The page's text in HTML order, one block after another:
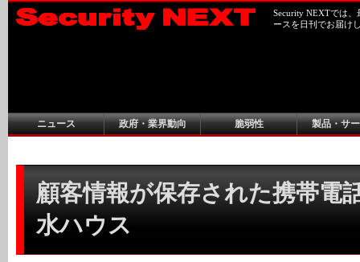
Security NEXTでは
ースを日刊でお届け
ニュース 政府・業界動向 脆弱性 製品・サ
顧客情報が保存された携帯電
水ハウス